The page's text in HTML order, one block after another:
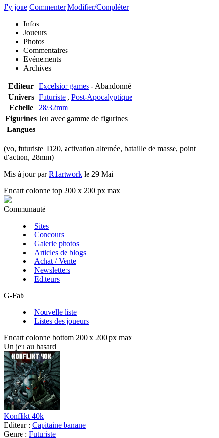
J'y joue Commenter Modifier/Compléter
Infos
Joueurs
Photos
Commentaires
Evénements
Archives
Editeur Excelsior games - Abandonné
Univers Futuriste , Post-Apocalyptique
Echelle
28/32mm
Figurines Jeu avec gamme de figurines
Langues
(vo, futuriste, D20, activation alternée, bataille de masse, point
d'action, 28mm)
Mis à jour parR1artwork le 29 Mai
Encart colonne top 200 x 200 px max
Communauté
Sites
Concours
Galerie photos
Articles de blogs
Achat / Vente
Newsletters
Editeurs
G-Fab
Nouvelle liste
Listes des joueurs
Encart colonne bottom 200 x 200 px max
Un jeu au hasard
Konflikt 40k
Editeur : Capitaine banane
Genre : Futuriste